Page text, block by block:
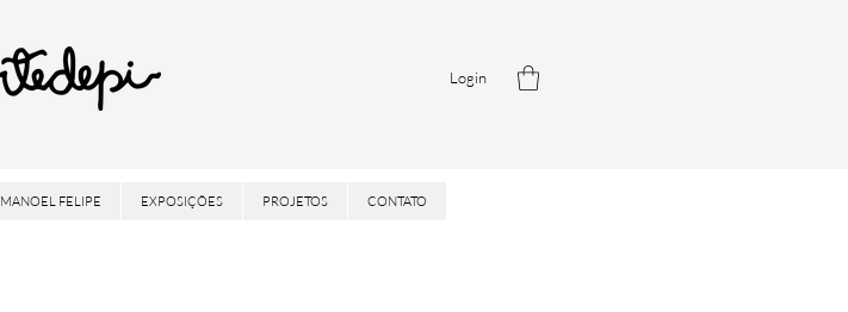
Login
MANOEL FELIPE EXPOSIÇÕES PROJETOS CONTATO